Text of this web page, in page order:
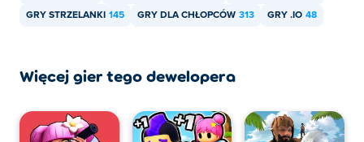
GRY STRZELANKI 145 GRY DLA CHŁOPCÓW 313 GRY .IO 48
Więcej gier tego dewelopera